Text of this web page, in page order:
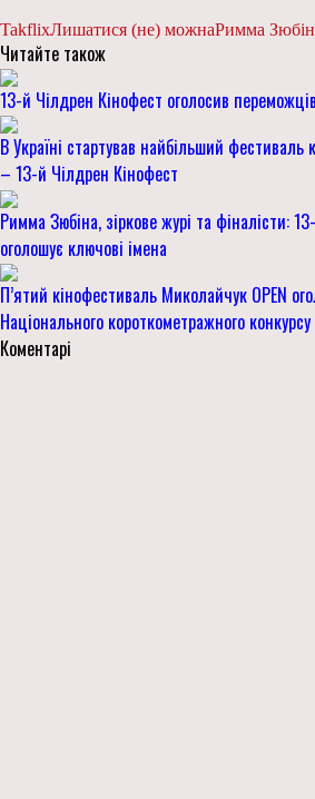
TakflixЛишатися (не) можнаРимма
Читайте також
13-й Чілдрен Кінофест оголосив переможців
В Україні стартував найбільший фестиваль
– 13-й Чілдрен Кінофест
Римма Зюбіна, зіркове журі та фіналісти:
оголошує ключові імена
П’ятий кінофестиваль Миколайчук OPEN
Національного короткометражного конкурсу
Коментарі